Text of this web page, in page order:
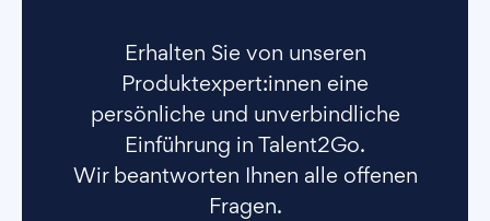
Erhalten Sie von unseren
Produktexpert:innen eine
persönliche und unverbindliche
Einführung in Talent2Go.
Wir beantworten Ihnen alle offenen
Fragen.